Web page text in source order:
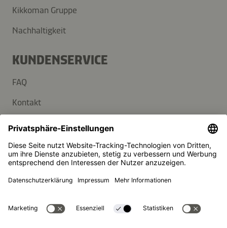
Kikkoman Gruppe
Nachhaltigkeit
KUNDENSERVICE
FAQ
Kontakt
Newsletter
Presse
Kikkoman ist ein eingetragenes Warenzeichen der Kikkoman
© Kikkoman Trading Europe GmbH 2023 – 2026
Theodorstraße 180, 40472 Düsseldorf, Germany